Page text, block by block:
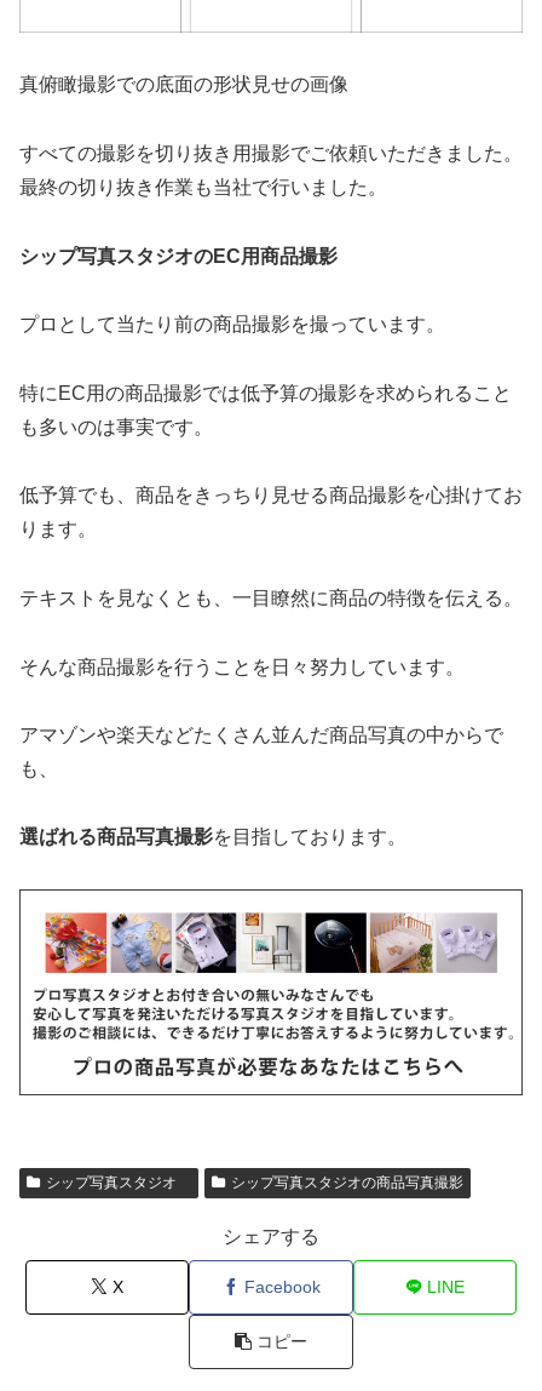
真俯瞰撮影での底面の形状見せの画像
すべての撮影を切り抜き用撮影でご依頼いただきました。
最終の切り抜き作業も当社で行いました。
シップ写真スタジオのEC用商品撮影
プロとして当たり前の商品撮影を撮っています。
特にEC用の商品撮影では低予算の撮影を求められること
も多いのは事実です。
低予算でも、商品をきっちり見せる商品撮影を心掛けてお
ります。
テキストを見なくとも、一目瞭然に商品の特徴を伝える。
そんな商品撮影を行うことを日々努力しています。
アマゾンや楽天などたくさん並んだ商品写真の中からで
も、
選ばれる商品写真撮影を目指しております。
シップ写真スタジオ シップ写真スタジオの商品写真撮影
シェアする
X Facebook LINE
コピー